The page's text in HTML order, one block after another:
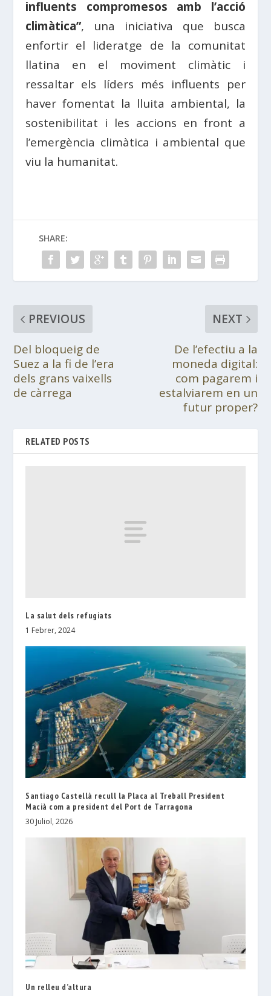
influents compromesos amb l’acció
climàtica”, una iniciativa que busca
enfortir el lideratge de la comunitat
llatina en el moviment climàtic i
ressaltar els líders més influents per
haver fomentat la lluita ambiental, la
sostenibilitat i les accions en front a
l’emergència climàtica i ambiental que
viu la humanitat.
SHARE:
PREVIOUS
Del bloqueig de
Suez a la fi de l’era
dels grans vaixells
de càrrega
NEXT
De l’efectiu a la
moneda digital:
com pagarem i
estalviarem en un
futur proper?
RELATED POSTS
La salut dels refugiats
1 Febrer, 2024
Santiago Castellà recull la Placa al Treball President
Macià com a president del Port de Tarragona
30 Juliol, 2026
Un relleu d’altura